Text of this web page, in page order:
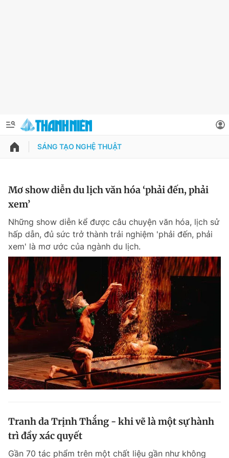
QUẢNG CÁO ĐẶT BÁO
Chuyên mục khác
Chào ngày mới Tin 24h
Tin thị trường Tin 360
Video Magazine
Sản phẩm khác
Tiện ích Bạn cần biết
Thông tin tòa soạn Liên hệ quảng cáo
Thông tin tài khoản
Tin đã lưu
Tin đã xem
Đăng xuất
SÁNG TẠO NGHỆ THUẬT
Mơ show diễn du lịch văn hóa ‘phải đến, phải
xem’
Những show diễn kể được câu chuyện văn hóa, lịch sử
hấp dẫn, đủ sức trở thành trải nghiệm 'phải đến, phải
xem' là mơ ước của ngành du lịch.
Tranh da Trịnh Thắng - khi vẽ là một sự hành
trì đầy xác quyết
Gần 70 tác phẩm trên một chất liệu gần như không